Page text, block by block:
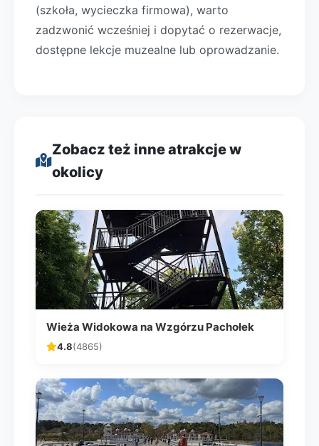
(szkoła, wycieczka firmowa), warto
zadzwonić wcześniej i dopytać o rezerwacje,
dostępne lekcje muzealne lub oprowadzanie.
Zobacz też inne atrakcje w
okolicy
Wieża Widokowa na Wzgórzu Pachołek
4.8(4865)